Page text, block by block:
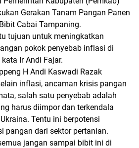
Gerakan Tanam Pangan Panen
Cabai Tampaning.
tujuan untuk meningkatkan
pokok penyebab inflasi di
Ir Andi Fajar.
H Andi Kaswadi Razak
inflasi, ancaman krisis pangan
salah satu penyebab adalah
harus diimpor dan terkendala
Tentu ini berpotensi
pangan dari sektor pertanian.
jangan sampai bibit ini di